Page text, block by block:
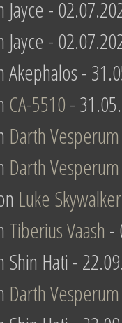
Jayce -
Jayce -
Akephalos -
CA-5510-
Darth Vesperum
Darth Vesperum
Luke Skywalker
Tiberius Vaash -
Shin Hati -
Darth Vesperum